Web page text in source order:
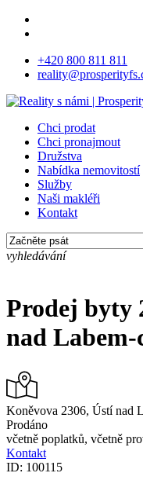
Skip
content+420 800 811 811
Menu
Chci prodat
Chci pronajmout
Družstva
Nabídka nemovitostí
Služby
Naši makléři
Kontakt
vyhledávání
Prodej byty
nad
Koněvova 2306, Ústí nad
Prodáno
včetně poplatků, včetně
Kontakt
ID: 100115